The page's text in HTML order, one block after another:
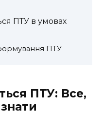
ПТУ в умовах
ПТУ
ПТУ: Все,